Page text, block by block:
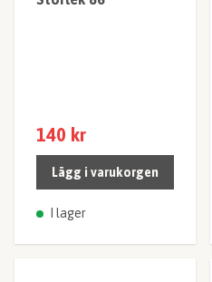
140 kr
Lägg i varukorgen
I lager